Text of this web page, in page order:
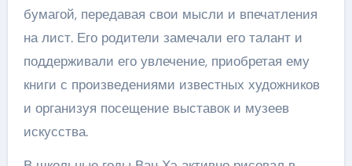
бумагой, передавая свои мысли и впечатления
на лист. Его родители замечали его талант и
поддерживали его увлечение, приобретая ему
книги с произведениями известных художников
и организуя посещение выставок и музеев
искусства.